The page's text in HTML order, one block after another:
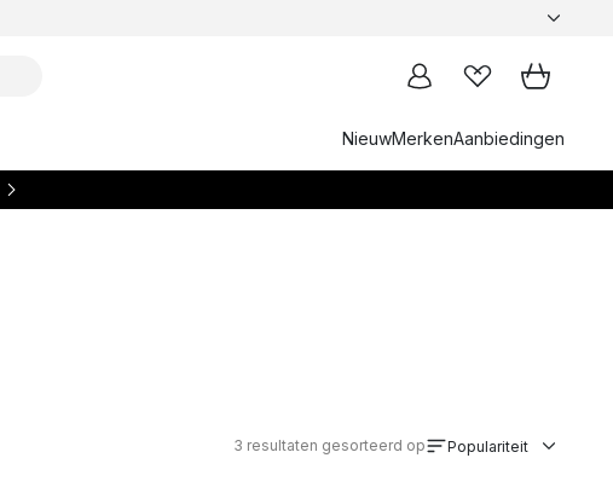
NieuwMerkenAanbiedingen
3 resultaten gesorteerd op Populariteit